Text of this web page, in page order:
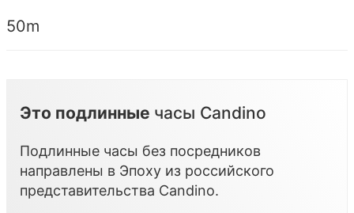
50m
Это подлинные часы Candino
Подлинные часы без посредников
направлены в Эпоху из российского
представительства Candino.